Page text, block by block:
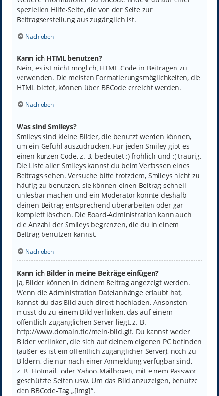
speziellen Hilfe-Seite, die von der Seite zur
Beitragserstellung aus zugänglich ist.
Nach oben
Kann ich HTML benutzen?
Nein, es ist nicht möglich, HTML-Code in Beiträgen zu
verwenden. Die meisten Formatierungsmöglichkeiten, die
HTML bietet, können über BBCode erreicht werden.
Nach oben
Was sind Smileys?
Smileys sind kleine Bilder, die benutzt werden können,
um ein Gefühl auszudrücken. Für jeden Smiley gibt es
einen kurzen Code, z. B. bedeutet :) fröhlich und :( traurig.
Die Liste aller Smileys kannst du beim Verfassen eines
Beitrags sehen. Versuche bitte trotzdem, Smileys nicht zu
häufig zu benutzen, sie können einen Beitrag schnell
unlesbar machen und ein Moderator könnte deshalb
deinen Beitrag entsprechend überarbeiten oder gar
komplett löschen. Die Board-Administration kann auch
die Anzahl der Smileys begrenzen, die du in einem
Beitrag benutzen kannst.
Nach oben
Kann ich Bilder in meine Beiträge einfügen?
Ja, Bilder können in deinem Beitrag angezeigt werden.
Wenn die Administration Dateianhänge erlaubt hat,
kannst du das Bild auch direkt hochladen. Ansonsten
musst du zu einem Bild verlinken, das auf einem
öffentlich zugänglichen Server liegt, z. B.
http://www.domain.tld/mein-bild.gif. Du kannst weder
Bilder verlinken, die sich auf deinem eigenen PC befinden
(außer es ist ein öffentlich zugänglicher Server), noch zu
Bildern, die nur nach einer Anmeldung verfügbar sind,
z. B. Hotmail- oder Yahoo-Mailboxen, mit einem Passwort
geschützte Seiten usw. Um das Bild anzuzeigen, benutze
den BBCode-Tag „[img]“.